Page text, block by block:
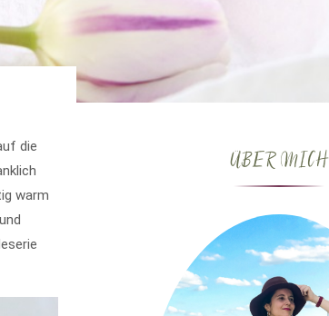
die
warm
ÜBER MICH